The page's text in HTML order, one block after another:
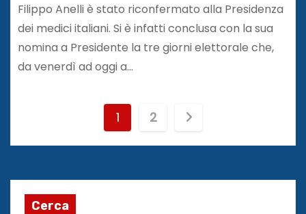
Filippo Anelli è stato riconfermato alla Presidenza
dei medici italiani. Si è infatti conclusa con la sua
nomina a Presidente la tre giorni elettorale che,
da venerdì ad oggi a…
a
g
1 2
Cerca